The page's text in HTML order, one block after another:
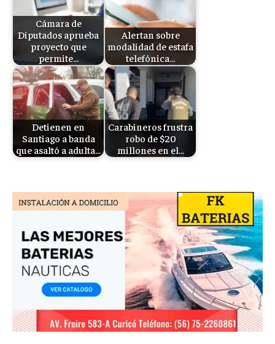
Cámara de
Diputados aprueba
proyecto que
permite…
Alertan sobre
modalidad de estafa
telefónica…
Detienen en
Santiago a banda
que asaltó a adulta…
Carabineros frustra
robo de $20
millones en el…